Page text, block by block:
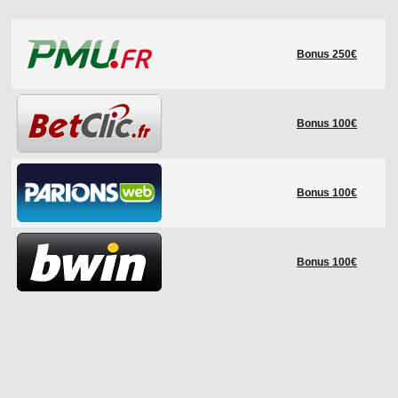
LES STADES
HISTORIQUE
COUPE DES CONFÉDÉRATIONS
Bonus 250€
Bonus 100€
Bonus 100€
Bonus 100€